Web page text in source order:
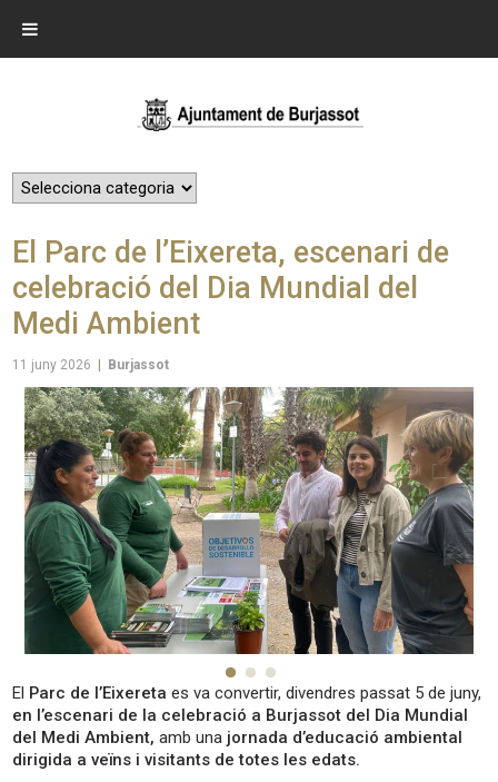
El Parc de l’Eixereta, escenari de
celebració del Dia Mundial del
Medi Ambient
11 juny 2026 Burjassot
El Parc de l’Eixereta es va convertir, divendres passat 5 de juny,
en l’escenari de la celebració a Burjassot del Dia Mundial
del Medi Ambient, amb una jornada d’educació ambiental
dirigida a veïns i visitants de totes les edats.